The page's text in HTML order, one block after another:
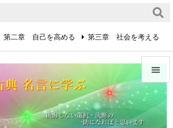


メニュ
第二章 自己を高める 第三章 社会を考える
第五章 逆境を乗り越えるための心得
第七章 人と接するための心得